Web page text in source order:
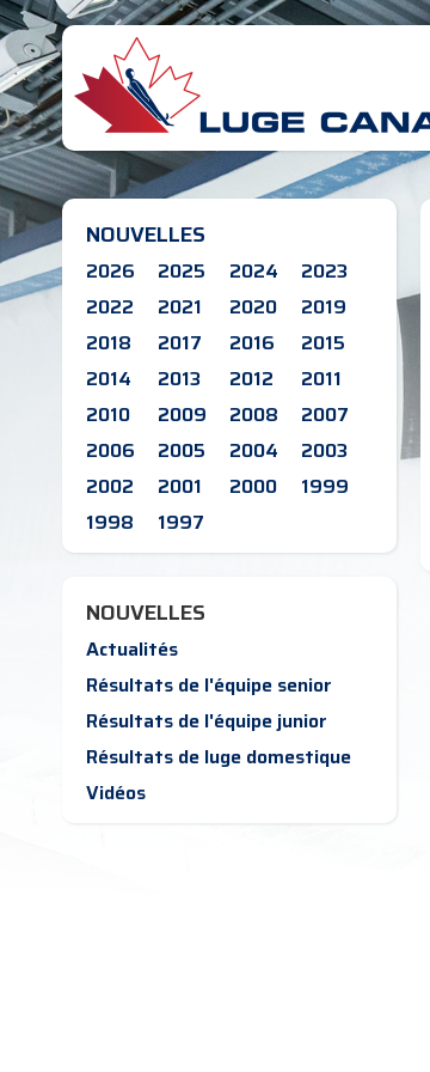
NOUVELLES
2026 2025 2024
2023
2022
2021 2020
2019
2018
2017 2016
2015
2014
2013 2012
2011
2010
2009 2008
2007
2006
2005 2004
2003
2002
2001 2000
1999
1998
1997
NOUVELLES
Actualités
Résultats de l'équipe senior
Résultats de l'équipe junior
Résultats de luge domestique
Vidéos